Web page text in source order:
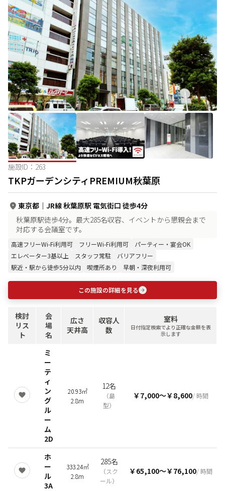
施設ID： 263
TKPガーデンシティPREMIUM秋葉原
東京都 ｜ JR線 秋葉原駅 電気街口 徒歩4分
秋葉原駅徒歩4分。最大285名収容、イベントから懇親会まで
対応する会議室です。
高速フリーWi-Fi利用可 フリーWi-Fi利用可
パーティー・宴会OK
エレベーター3基以上
スタッフ常駐
バリアフリー
駅近・駅から徒歩5分以内
喫煙所あり 早朝・深夜利用可
この施設の詳細を見る
検討
リス
ト
会
場
名
広さ
天井高
収容人
数
室料
日付指定検索でより正確な金額を表
示します
ミ
ー
テ
ィ
ン
グ
ル
ー
ム
2D
20.93㎡
2.8m
12名
（島
型）
￥7,000〜￥8,600/ 時間
ホ
ー
ル
3A
333.24㎡
2.8m
285名
（スク
ール）
￥65,100〜￥76,100/ 時間